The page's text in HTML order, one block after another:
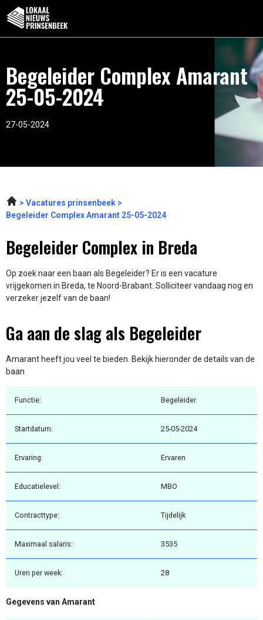
Begeleider Complex Amarant
25-05-2024
27-05-2024
Vacatures prinsenbeek
Begeleider Complex Amarant 25-05-2024
Begeleider Complex in Breda
Op zoek naar een baan als Begeleider? Er is een vacature
vrijgekomen in Breda, te Noord-Brabant. Solliciteer vandaag nog en
verzeker jezelf van de baan!
Ga aan de slag als Begeleider
Amarant heeft jou veel te bieden. Bekijk hieronder de details van de
baan
Functie: Begeleider
Startdatum: 25-05-2024
Ervaring: Ervaren
Educatielevel: MBO
Contracttype: Tijdelijk
Maximaal salaris: 3535
Uren per week: 28
Gegevens van Amarant